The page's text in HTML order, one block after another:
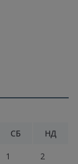
СБ НД
1 2